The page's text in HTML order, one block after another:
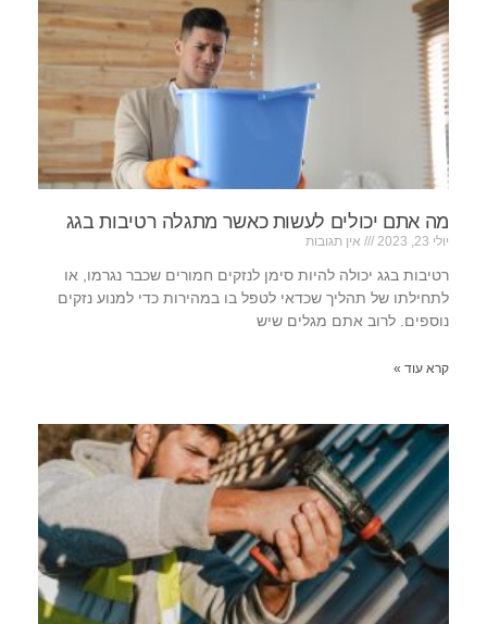
מה אתם יכולים לעשות כאשר מתגלה רטיבות בגג
יולי 23, 2023 אין תגובות
רטיבות בגג יכולה להיות סימן לנזקים חמורים שכבר נגרמו, או
לתחילתו של תהליך שכדאי לטפל בו במהירות כדי למנוע נזקים
נוספים. לרוב אתם מגלים שיש
קרא עוד »